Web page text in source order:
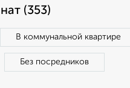
(353)
В коммунальной квартире
Без посредников